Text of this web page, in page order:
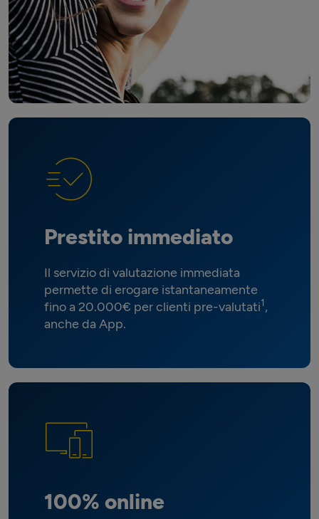
Prestito immediato
Il servizio di valutazione immediata
permette di erogare istantaneamente
fino a 20.000€ per clienti pre-valutati1,
anche da App.
100% online